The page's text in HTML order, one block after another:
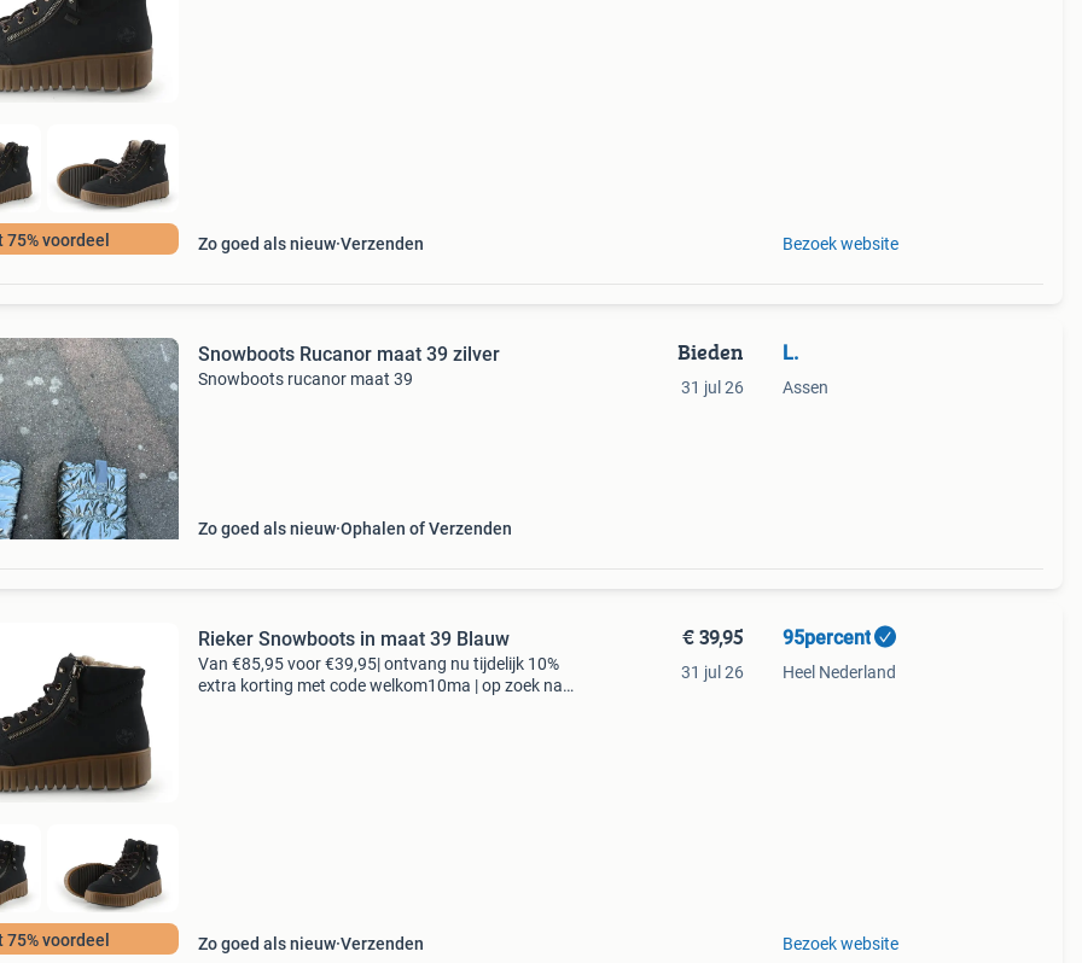
75% voordeel Zo goed als nieuw Verzenden Bezoek website
Snowboots Rucanor maat 39 zilver
Snowboots rucanor maat 39
Zo goed als nieuw Ophalen of Verzenden
Bieden
31 jul 26
L.
Assen
75% voordeel
Rieker Snowboots in maat 39 Blauw
Van €85,95 voor €39,95| ontvang nu tijdelijk 10%
extra korting met code welkom10ma | op zoek naar
Zo goed als nieuw Verzenden
€ 39,95
31 jul 26
95percent
Heel Nederland
Bezoek website